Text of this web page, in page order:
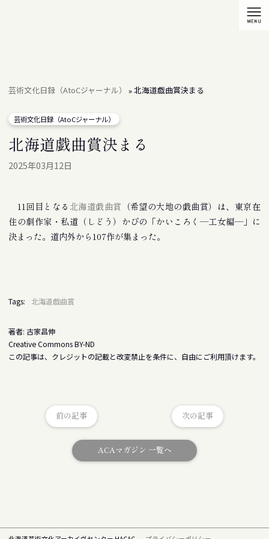
芸術文化日録（AtoCジャーナル） »北海道戯曲賞決まる
芸術文化日録（AtoCジャーナル）
北海道戯曲賞決まる
2025年03月12日
11回目となる 北海道戯曲賞 （希望の大地の戯曲賞）は、東京在
住の劇作家・私道（しどう）かぴの「かいころく―工女編―」に
決まった。道内外から107作が集まった。
Tags: 北海道戯曲賞
著者: 古家昌伸
Creative Commons BY-ND
この記事は、クレジットの記載と改変禁止を条件に、自由にご利用頂けます。
前の記事
ACAマガジン 一覧へ
次の記事